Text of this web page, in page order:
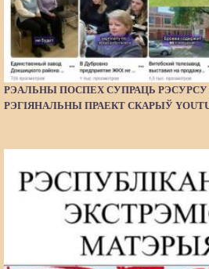
РЭАЛЬНЫ ПОСПЕХ СУПРАЦЬ
РЭГІЯНАЛЬНЫ ПРАЕКТ СКАРЫЎ